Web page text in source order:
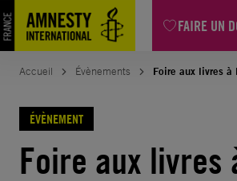
FAIRE UN
Accueil Évènements Foire aux livres à
ÉVÈNEMENT
Foire aux livres